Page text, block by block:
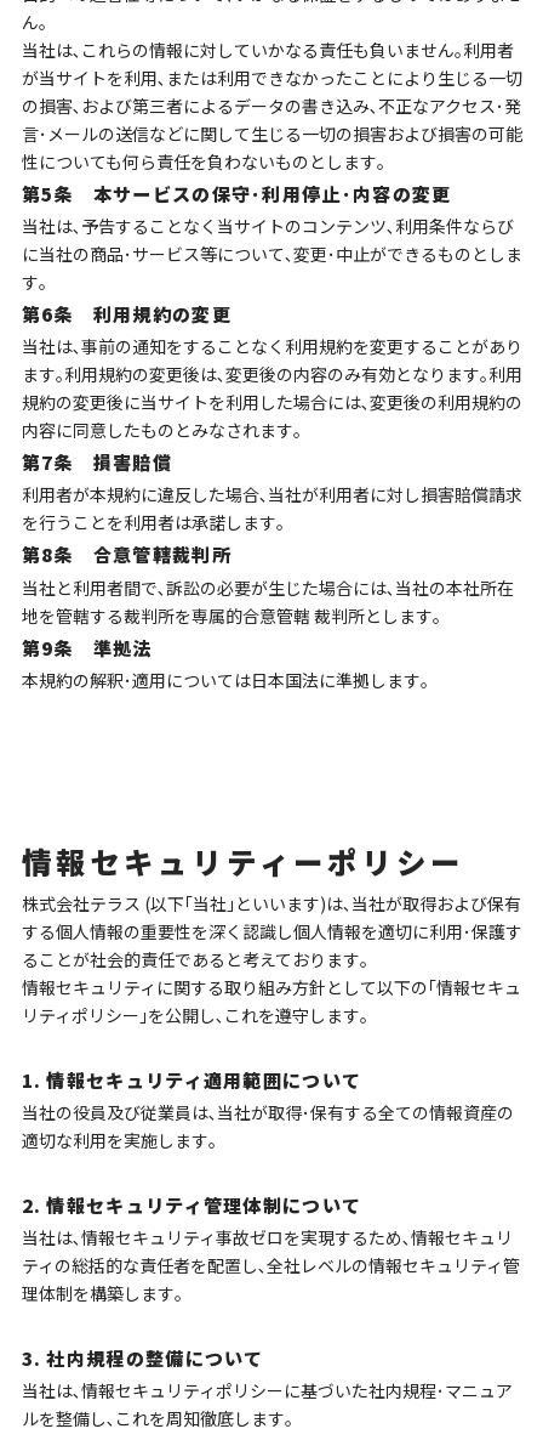
ん｡
当社は､これらの情報に対していかなる責任も負いません｡利用者
が当サイトを利用､または利用できなかったことにより生じる一切
の損害､および第三者によるデータの書き込み､不正なアクセス･発
言･メールの送信などに関して生じる一切の損害および損害の可能
性についても何ら責任を負わないものとします｡
第5条 本サービスの保守･利用停止･内容の変更
当社は､予告することなく当サイトのコンテンツ､利用条件ならび
に当社の商品･サービス等について､変更･中止ができるものとしま
す｡
第6条 利用規約の変更
当社は､事前の通知をすることなく利用規約を変更することがあり
ます｡利用規約の変更後は､変更後の内容のみ有効となります｡利用
規約の変更後に当サイトを利用した場合には､変更後の利用規約の
内容に同意したものとみなされます｡
第7条 損害賠償
利用者が本規約に違反した場合､当社が利用者に対し損害賠償請求
を行うことを利用者は承諾します｡
第8条 合意管轄裁判所
当社と利用者間で､訴訟の必要が生じた場合には､当社の本社所在
地を管轄する裁判所を専属的合意管轄 裁判所とします｡
第9条 準拠法
本規約の解釈･適用については日本国法に準拠します｡
情報セキュリティーポリシー
株式会社テラス (以下｢当社｣といいます)は､当社が取得および保有
する個人情報の重要性を深く認識し個人情報を適切に利用･保護す
ることが社会的責任であると考えております｡
情報セキュリティに関する取り組み方針として以下の｢情報セキュ
リティポリシー｣を公開し､これを遵守します｡
1. 情報セキュリティ適用範囲について
当社の役員及び従業員は､当社が取得･保有する全ての情報資産の
適切な利用を実施します｡
2. 情報セキュリティ管理体制について
当社は､情報セキュリティ事故ゼロを実現するため､情報セキュリ
ティの総括的な責任者を配置し､全社レベルの情報セキュリティ管
理体制を構築します｡
3. 社内規程の整備について
当社は､情報セキュリティポリシーに基づいた社内規程･マニュア
ルを整備し､これを周知徹底します｡